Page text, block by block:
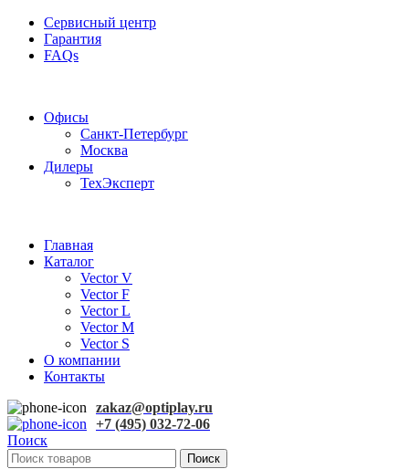
Сервисный центр
Гарантия
FAQs
Офисы
Санкт-Петербург
Москва
Дилеры
ТехЭксперт
Главная
Каталог
Vector V
Vector F
Vector L
Vector M
Vector S
О компании
Контакты
zakaz@optiplay.ru
+7 (495) 032-72-06
Поиск
Поиск